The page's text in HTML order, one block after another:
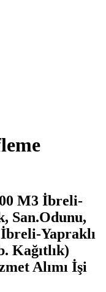
M3 İbreli-
San.Odunu,
Yapraklı
Kağıtlık)
Alımı İşi